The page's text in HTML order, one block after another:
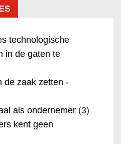
technologische
in de gaten te
de zaak zetten -
als ondernemer (3)
kent geen